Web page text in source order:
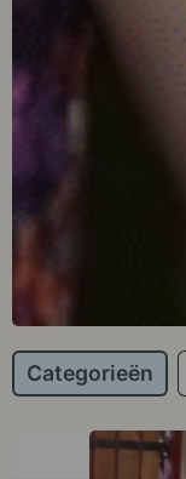
Categorieën